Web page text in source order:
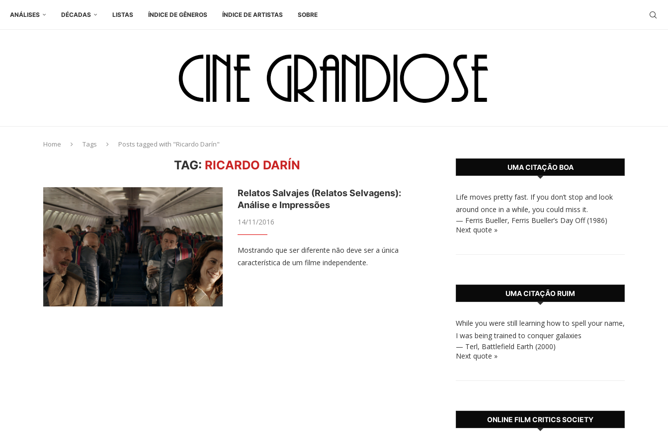
ANÁLISES DÉCADAS LISTAS ÍNDICE DE GÊNEROS ÍNDICE DE ARTISTAS SOBRE
Home Tags Posts tagged with "Ricardo Darín"
TAG: RICARDO DARÍN
Relatos Salvajes (Relatos Selvagens):
Análise e Impressões
14/11/2016
Mostrando que ser diferente não deve ser a única
característica de um filme independente.
UMA CITAÇÃO BOA
Life moves pretty fast. If you don’t stop and look
around once in a while, you could miss it.
— Ferris Bueller, Ferris Bueller’s Day Off (1986)
Next quote »
UMA CITAÇÃO RUIM
While you were still learning how to spell your name,
I was being trained to conquer galaxies
— Terl, Battlefield Earth (2000)
Next quote »
ONLINE FILM CRITICS SOCIETY